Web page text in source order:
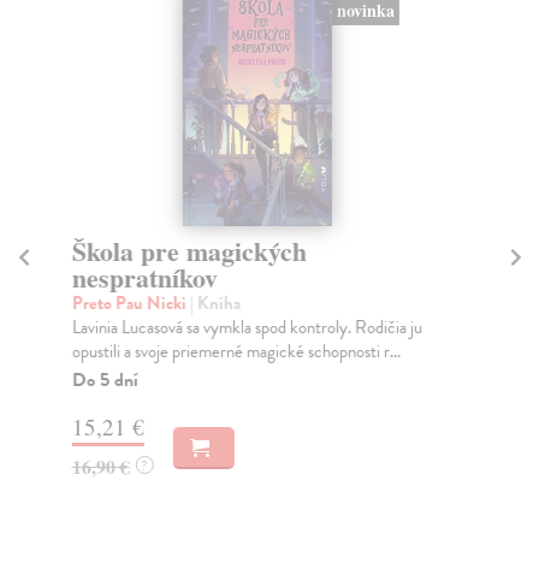
novinka
Škola pre magických
nespratníkov
Preto Pau Nicki | Kniha
Lavinia Lucasová sa vymkla spod kontroly. Rodičia ju
opustili a svoje priemerné magické schopnosti r...
Do 5 dní
15,21 €
16,90 € ?